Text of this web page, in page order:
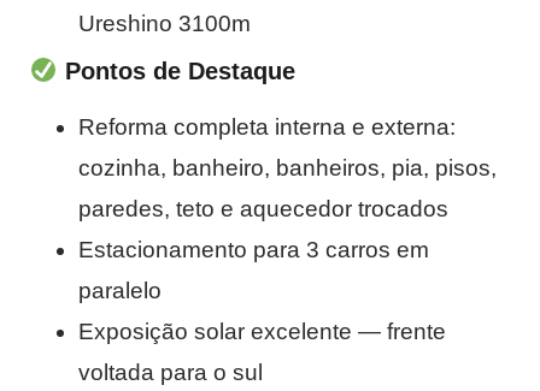
Ureshino 3100m
Pontos de Destaque
Reforma completa interna e externa:
cozinha, banheiro, banheiros, pia, pisos,
paredes, teto e aquecedor trocados
Estacionamento para 3 carros em
paralelo
Exposição solar excelente — frente
voltada para o sul